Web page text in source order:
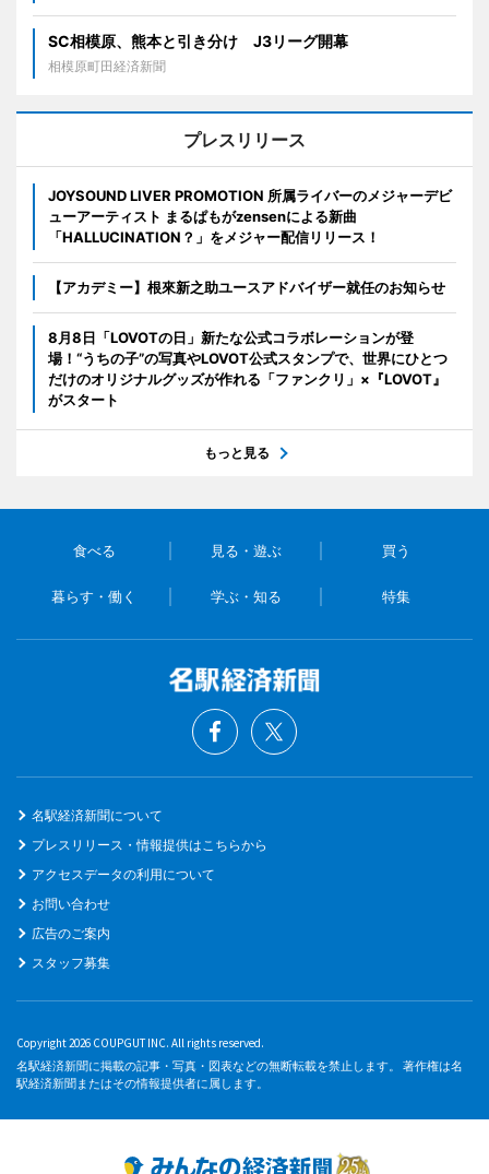
SC相模原、熊本と引き分け J3リーグ開幕
相模原町田経済新聞
プレスリリース
JOYSOUND LIVER PROMOTION 所属ライバーのメジャーデビ
ューアーティスト まるぱもがzensenによる新曲
「HALLUCINATION？」をメジャー配信リリース！
【アカデミー】根來新之助ユースアドバイザー就任のお知らせ
8月8日「LOVOTの日」新たな公式コラボレーションが登
場！“うちの子”の写真やLOVOT公式スタンプで、世界にひとつ
だけのオリジナルグッズが作れる「ファンクリ」×『LOVOT』
がスタート
もっと見る
食べる 見る・遊ぶ 買う
暮らす・働く 学ぶ・知る 特集
名駅経済新聞について
プレスリリース・情報提供はこちらから
アクセスデータの利用について
お問い合わせ
広告のご案内
スタッフ募集
Copyright 2026 COUPGUT INC. All rights reserved.
名駅経済新聞に掲載の記事・写真・図表などの無断転載を禁止します。 著作権は名
駅経済新聞またはその情報提供者に属します。